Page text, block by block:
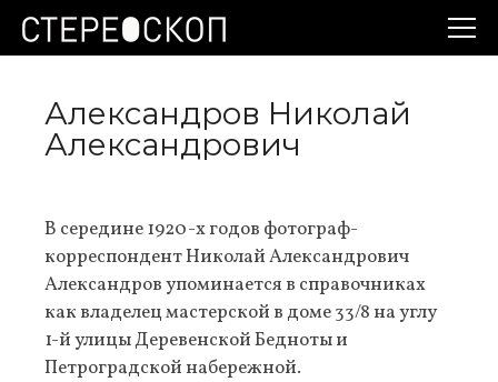
Александров Николай
Александрович
В середине 1920-х годов фотограф-
корреспондент Николай Александрович
Александров упоминается в справочниках
как владелец мастерской в доме 33/8 на углу
1-й улицы Деревенской Бедноты и
Петроградской набережной.